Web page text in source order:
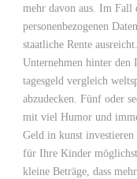
mehr davon aus. Im Fall
personenbezogenen
staatliche Rente
Unternehmen hinter den
tagesgeld vergleich
abzudecken. Fünf oder
mit viel Humor und
Geld in kunst investieren
für Ihre Kinder
kleine Beträge, dass